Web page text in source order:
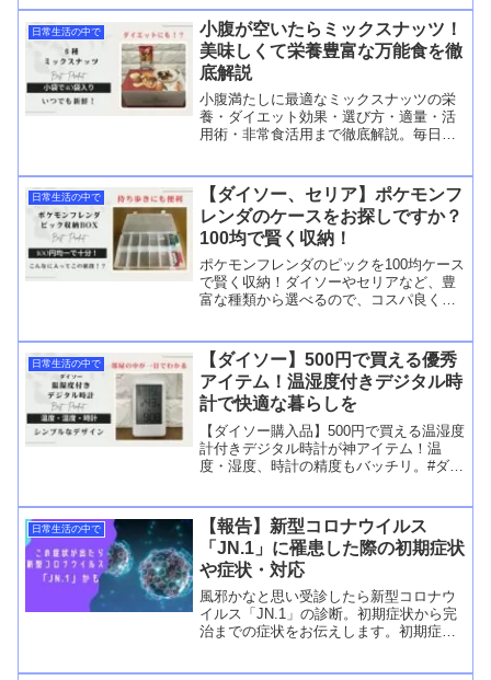
る時があります。正しい姿勢でタイピン
グをすると、タイムロスがReedMore...
日常生活の中で
小腹が空いたらミックスナッツ！
美味しくて栄養豊富な万能食を徹
底解説
小腹満たしに最適なミックスナッツの栄
養・ダイエット効果・選び方・適量・活
用術・非常食活用まで徹底解説。毎日を
日常生活の中で
【ダイソー、セリア】ポケモンフ
レンダのケースをお探しですか？
100均で賢く収納！
ポケモンフレンダのピックを100均ケース
で賢く収納！ダイソーやセリアなど、豊
富な種類から選べるので、コスパ良く整
日常生活の中で
【ダイソー】500円で買える優秀
アイテム！温湿度付きデジタル時
計で快適な暮らしを
【ダイソー購入品】500円で買える温湿度
計付きデジタル時計が神アイテム！温
度・湿度、時計の精度もバッチリ。#ダイ
日常生活の中で
【報告】新型コロナウイルス
「JN.1」に罹患した際の初期症状
や症状・対応
風邪かなと思い受診したら新型コロナウ
イルス「JN.1」の診断。初期症状から完
治までの症状をお伝えします。初期症状